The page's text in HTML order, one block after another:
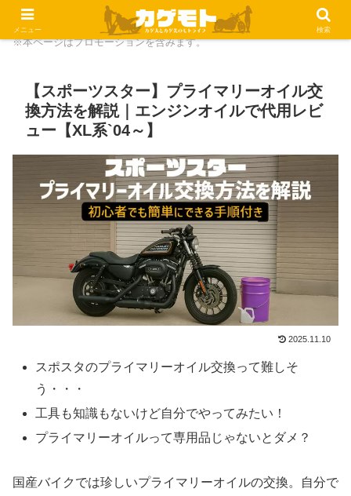
※本ページはプロモーションを含みます。
【スポーツスター】プライマリーオイル交
換方法を解説｜エンジンオイルで代用レビ
ュー【XL系`04～】
2025.11.10
スポスタのプライマリーオイル交換って難しそ
う・・・
工具も知識もないけど自分でやってみたい！
プライマリーオイルって専用品じゃないとダメ？
国産バイクでは珍しいプライマリーオイルの交換。自分で
メニュー 検索